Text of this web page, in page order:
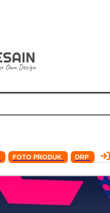
FOTO PRODUK DRP